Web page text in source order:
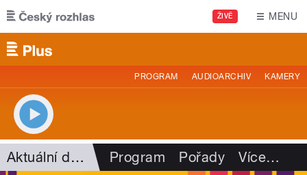
Přejít k hlavnímu obsahu
ŽIVĚ MENU
PROGRAM AUDIOARCHIV KAMERY
Aktuální dění Program Pořady Více…